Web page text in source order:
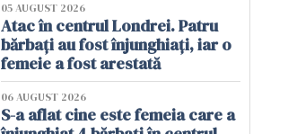
05 AUGUST 2026
Atac în centrul Londrei. Patru
bărbați au fost înjunghiați, iar o
femeie a fost arestată
06 AUGUST 2026
S-a aflat cine este femeia care a